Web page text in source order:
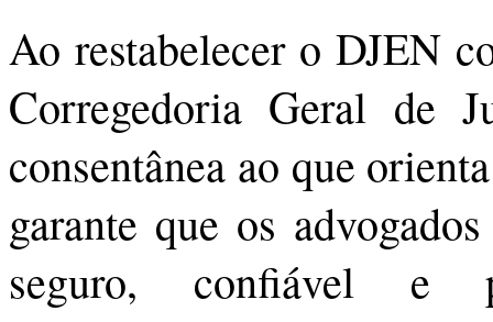
Ao restabelecer o DJEN
Corregedoria Geral de
consentânea ao que
garante que os
seguro, confiável e